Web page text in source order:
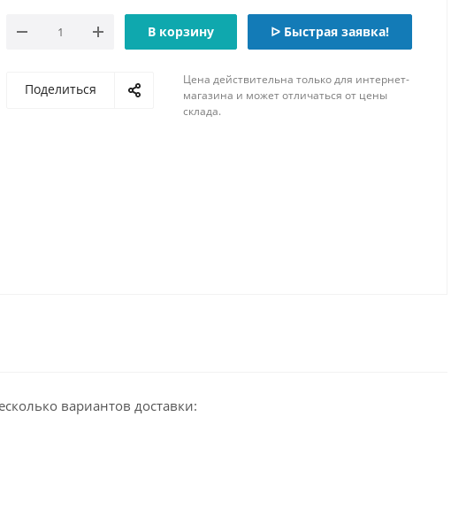
В корзину ᐅ Быстрая заявка!
Поделиться
Цена действительна только для интернет-
магазина и может отличаться от цены
склада.
вариантов доставки: